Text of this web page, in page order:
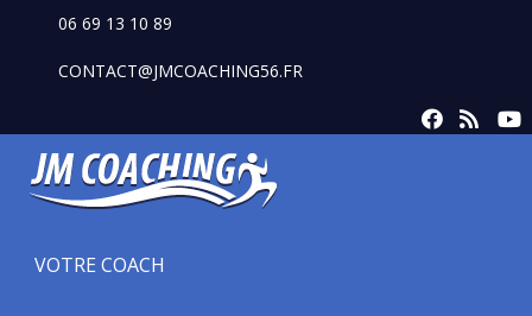
06 69 13 10 89
CONTACT@JMCOACHING56.FR
VOTRE COACH